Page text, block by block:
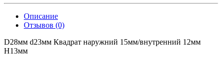
Описание
Отзывов (0)
D28мм d23мм Квадрат наружний 15мм/внутренний 12мм
H13мм